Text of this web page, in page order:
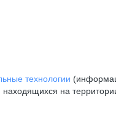
технологии
на